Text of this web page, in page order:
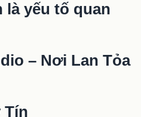
yếu tố quan
– Nơi Lan Tỏa
Tín